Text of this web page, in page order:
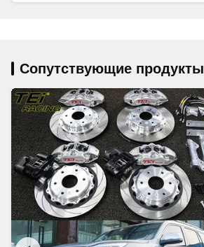
Сопутствующие продукты